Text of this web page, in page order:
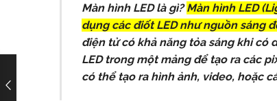
Màn hình LED là gì? Màn hình LED
dụng các điốt LED như nguồn sáng
điện tử có khả năng tỏa sáng khi có
LED trong một mảng để tạo ra các
có thể tạo ra hình ảnh, video, hoặc